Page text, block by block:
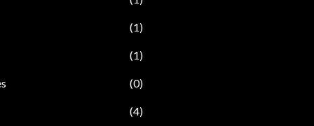
(1)
(1)
(0)
(4)